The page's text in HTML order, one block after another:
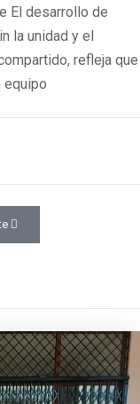
El desarrollo de
la unidad y el
refleja que
equipo
PARA EL